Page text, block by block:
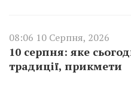
08:06 10 Серпня, 2026
10 серпня: яке
традиції, прикмети